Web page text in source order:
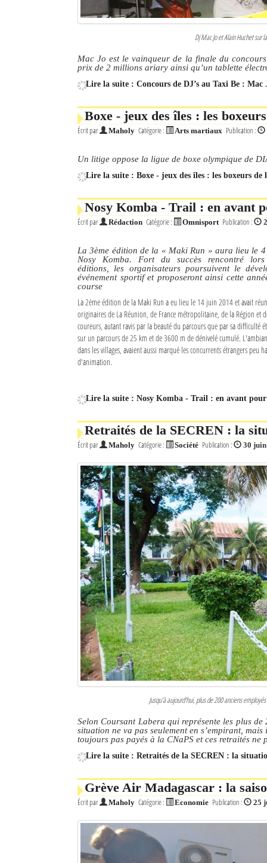
Dj Mac Jo et Alain Huchet sur
Mac Jo est le vainqueur de la finale du
prix de 2 millions ariary ainsi qu’un tablette
Lire la suite : Concours de DJ’s au Taxi Be : Mac
Boxe - jeux des îles : les
Écrit par Maholy Catégorie : Arts martiaux Publication :
Un litige oppose la ligue de boxe olympique de
Lire la suite : Boxe - jeux des îles : les boxeurs
Nosy Komba - Trail : en avant
Écrit par Rédaction Catégorie : Omnisport Publication :
La 3ème édition de la « Maki Run » aura lieu le
Nosy Komba. Fort du succès rencontré lors
éditions, les organisateurs poursuivent le
événement sportif et proposeront ainsi cette
course
La 2ème édition de la Maki Run a eu lieu le 14 juin 2014 et avait
originaires de La Réunion, de France métropolitaine, de la Région et
coureurs, autant ravis par la beauté du parcours que par sa difficulté
sur un parcours de 25 km et de 3600 m de dénivelé cumulé.
dans les villages, avaient aussi marqué les concurrents étrangers peu
d'animation.
Lire la suite : Nosy Komba - Trail : en avant
Retraités de la SECREN : la
Écrit par Maholy Catégorie : Société Publication : 30
Jusqu’à aujourd’hui, plus de 200 anciens
Selon Coursant Labera qui représente les plus
situation ne va pas seulement en s’empirant,
toujours pas payés à la CNaPS et ces retraités ne
Lire la suite : Retraités de la SECREN : la
Grève Air Madagascar : la
Écrit par Maholy Catégorie : Economie Publication : 25